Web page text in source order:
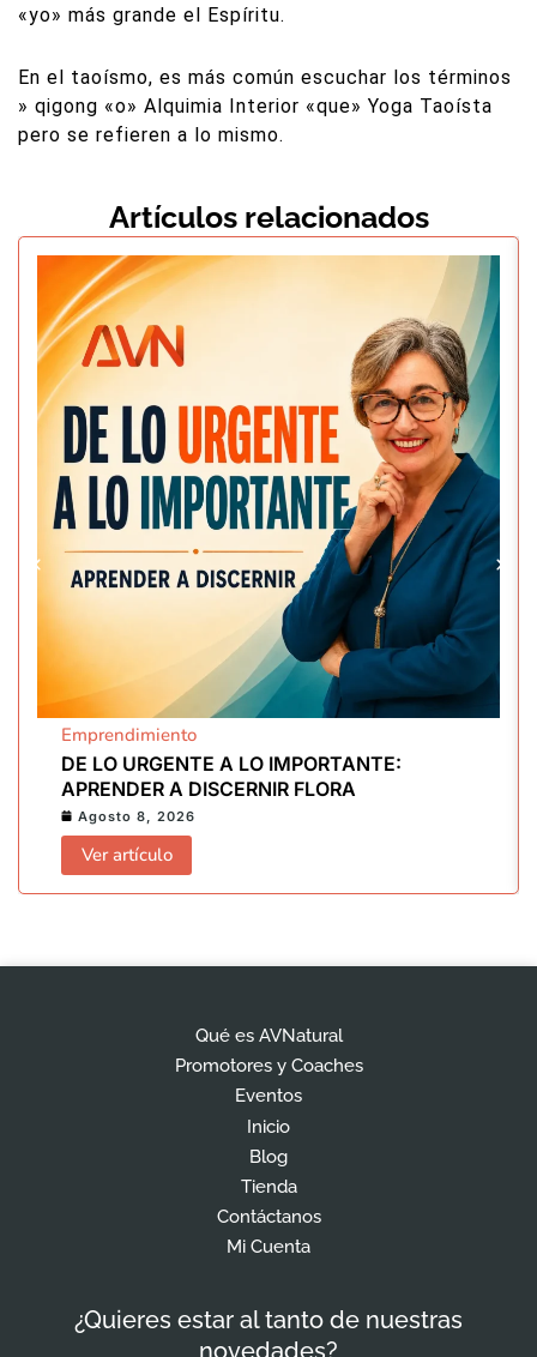
«yo» más grande el Espíritu.
En el taoísmo, es más común escuchar los términos
» qigong «o» Alquimia Interior «que» Yoga Taoísta
pero se refieren a lo mismo.
Artículos relacionados
Emprendimiento
DE LO URGENTE A LO IMPORTANTE:
APRENDER A DISCERNIR FLORA
Agosto 8, 2026
Ver artículo
Qué es AVNatural
Promotores y Coaches
Eventos
Inicio
Blog
Tienda
Contáctanos
Mi Cuenta
¿Quieres estar al tanto de nuestras
novedades?